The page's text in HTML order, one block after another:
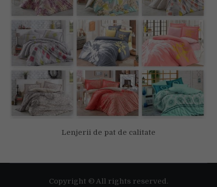
Lenjerii de pat de calitate
Copyright © All rights reserved.